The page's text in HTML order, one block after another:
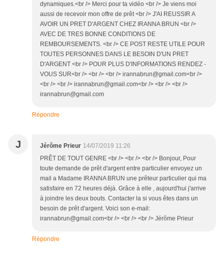
dynamiques.<br /> Merci pour ta vidéo <br /> Je viens moi
aussi de recevoir mon offre de prêt <br /> J'AI REUSSIR A
AVOIR UN PRET D'ARGENT CHEZ IRANNA BRUN <br />
AVEC DE TRES BONNE CONDITIONS DE
REMBOURSEMENTS. <br /> CE POST RESTE UTILE POUR
TOUTES PERSONNES DANS LE BESOIN D'UN PRET
D'ARGENT <br /> POUR PLUS D'INFORMATIONS RENDEZ -
VOUS SUR<br /> <br /> <br /> irannabrun@gmail.com<br />
<br /> <br /> irannabrun@gmail.com<br /> <br /> <br />
irannabrun@gmail.com
Répondre
J Jérôme Prieur 14/07/2019 11:26
PRÊT DE TOUT GENRE <br /> <br /> <br /> Bonjour, Pour
toute demande de prêt d'argent entre particulier envoyez un
mail a Madame IRANNA BRUN une prêteur particulier qui ma
satisfaire en 72 heures déjà. Grâce à elle , aujourd'hui j'arrive
à joindre les deux bouts. Contacter la si vous êtes dans un
besoin de prêt d'argent. Voici son e-mail:
irannabrun@gmail.com<br /> <br /> <br /> Jérôme Prieur
Répondre